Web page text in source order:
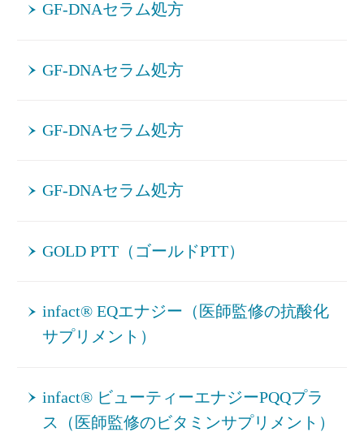
GF-DNAセラム処方
GF-DNAセラム処方
GF-DNAセラム処方
GF-DNAセラム処方
GOLD PTT（ゴールドPTT）
infact® EQエナジー（医師監修の抗酸化
サプリメント）
infact® ビューティーエナジーPQQプラ
ス（医師監修のビタミンサプリメント）